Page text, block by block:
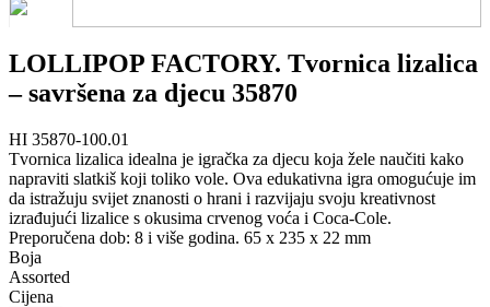
LOLLIPOP FACTORY. Tvornica lizalica
– savršena za djecu 35870
HI 35870-100.01
Tvornica lizalica idealna je igračka za djecu koja žele naučiti kako
napraviti slatkiš koji toliko vole. Ova edukativna igra omogućuje im
da istražuju svijet znanosti o hrani i razvijaju svoju kreativnost
izrađujući lizalice s okusima crvenog voća i Coca-Cole.
Preporučena dob: 8 i više godina. 65 x 235 x 22 mm
Boja
Assorted
Cijena